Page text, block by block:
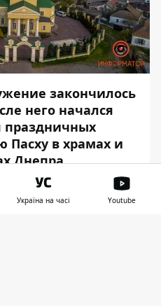
закончилось
него начался
праздничных
Пасху в храмах и
Днепра
людей. В этом
Україна на часі Youtube